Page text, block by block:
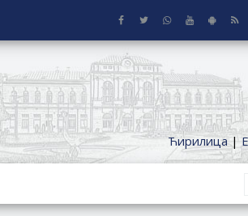
Ћирилица|
SA OKUĆNICOM NA TERITORIJI